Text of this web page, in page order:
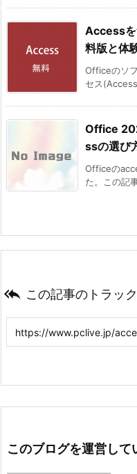
Accessを
料版と体
Officeのソ
セス
Office
ssの選び
Officeの
た。この記
 この記事のトラッ
このブログを運営して